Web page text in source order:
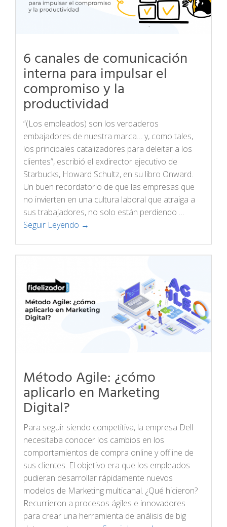
6 canales de comunicación
interna para impulsar el
compromiso y la
productividad
“(Los empleados) son ​​los verdaderos
embajadores de nuestra marca… y, como tales,
los principales catalizadores para deleitar a los
clientes”, escribió el exdirector ejecutivo de
Starbucks, Howard Schultz, en su libro Onward.
Un buen recordatorio de que las empresas que
no invierten en una cultura laboral que atraiga a
sus trabajadores, no solo están perdiendo …
Seguir Leyendo →
Método Agile: ¿cómo
aplicarlo en Marketing
Digital?
Para seguir siendo competitiva, la empresa Dell
necesitaba conocer los cambios en los
comportamientos de compra online y offline de
sus clientes. El objetivo era que los empleados
pudieran desarrollar rápidamente nuevos
modelos de Marketing multicanal. ¿Qué hicieron?
Recurrieron a procesos ágiles e innovadores
para crear una herramienta de análisis de big